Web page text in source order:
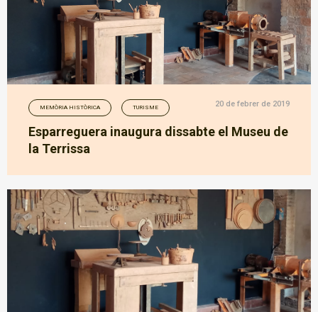
MEMÒRIA HISTÒRICA TURISME 20 de febrer de 2019
Esparreguera inaugura dissabte el Museu de
la Terrissa